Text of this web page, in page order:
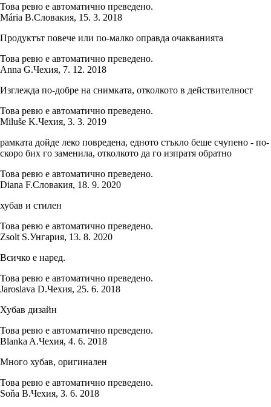
Това ревю е автоматично преведено.
Mária B.Словакия, 15. 3. 2018
Продуктът повече или по-малко оправда очакванията
Това ревю е автоматично преведено.
Anna G.Чехия, 7. 12. 2018
Изглежда по-добре на снимката, отколкото в действителност
Това ревю е автоматично преведено.
Miluše K.Чехия, 3. 3. 2019
рамката дойде леко повредена, едното стъкло беше счупено - по-
скоро бих го заменила, отколкото да го изпратя обратно
Това ревю е автоматично преведено.
Diana F.Словакия, 18. 9. 2020
хубав и стилен
Това ревю е автоматично преведено.
Zsolt S.Унгария, 13. 8. 2020
Всичко е наред.
Това ревю е автоматично преведено.
Jaroslava D.Чехия, 25. 6. 2018
Хубав дизайн
Това ревю е автоматично преведено.
Blanka A.Чехия, 4. 6. 2018
Много хубав, оригинален
Това ревю е автоматично преведено.
Soňa B.Чехия, 3. 6. 2018